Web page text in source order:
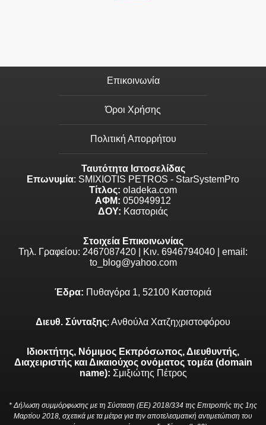
Επικοινωνία
Όροι Χρήσης
Πολιτική Απορρήτου
Ταυτότητα Ιστοσελίδας
Επωνυμία: SMIXIOTIS PETROS - StarSystemPro
Τίτλος: oladeka.com
ΑΦΜ: 050949912
ΔΟΥ: Καστοριάς
Στοιχεία Επικοινωνίας
Τηλ. Γραφείου: 2467087420 | Κιν. 6946794040 | email:
to_blog@yahoo.com
Έδρα: Πυθαγόρα 1, 52100 Καστοριά
Διευθ. Σύνταξης: Ανθούλα Χατζηχριστοφόρου
Ιδιοκτήτης, Νόμιμος Εκπρόσωπος, Διευθυντής,
Διαχειριστής και Δικαιούχος ονόματος τομέα (domain
name): Σμιξιώτης Πέτρος
* Δήλωση συμμόρφωσης με τη Σύσταση (ΕΕ) 2018/334 της Επιτροπής της 1ης
Μαρτίου 2018, σχετικά με τα μέτρα για την αποτελεσματική αντιμετώπιση του